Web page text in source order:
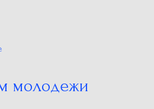
молодежи